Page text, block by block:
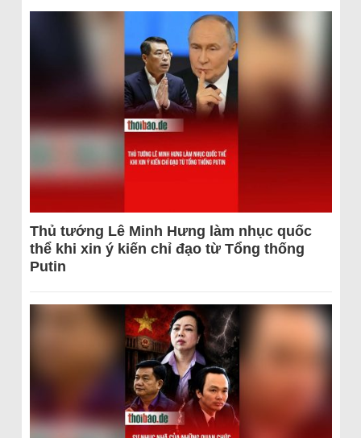
Thủ tướng Lê Minh Hưng làm nhục quốc
thể khi xin ý kiến chỉ đạo từ Tổng thống
Putin